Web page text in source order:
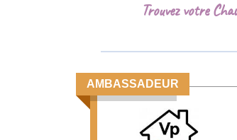
Trouvez votre
AMBASSADEUR